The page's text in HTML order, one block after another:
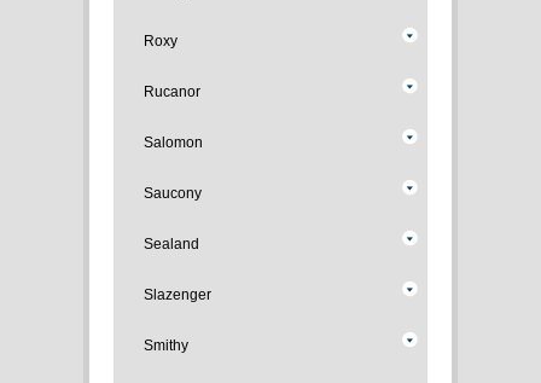
Roxy
Rucanor
Salomon
Saucony
Sealand
Slazenger
Smithy